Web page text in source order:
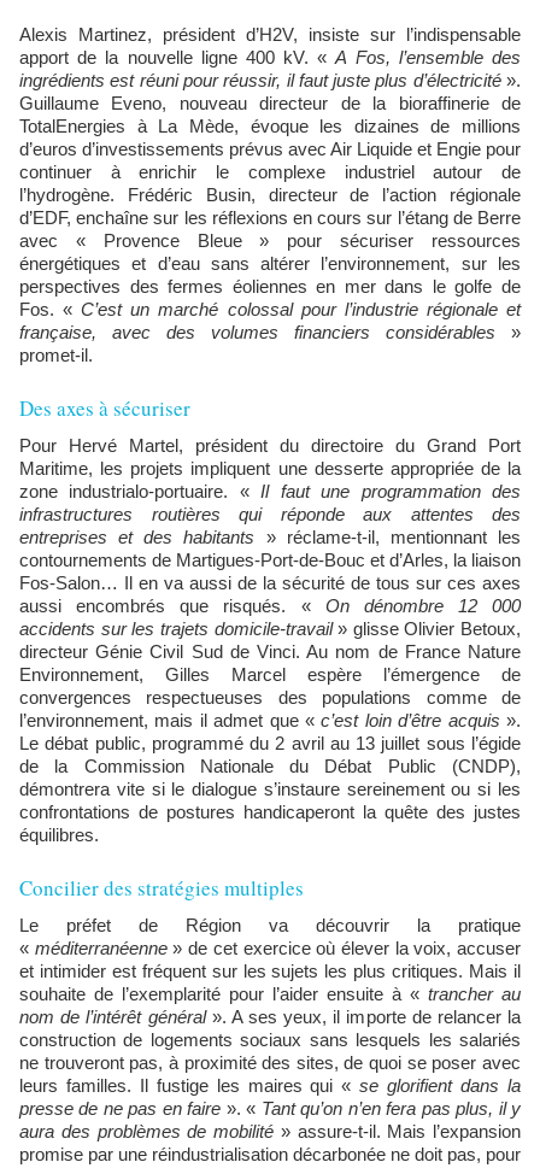
Alexis Martinez, président d’H2V, insiste sur l’indispensable
apport de la nouvelle ligne 400 kV. «A Fos, l’ensemble des
ingrédients est réuni pour réussir, il faut juste plus d’électricité ».
Guillaume Eveno, nouveau directeur de la bioraffinerie de
TotalEnergies à La Mède, évoque les dizaines de millions
d’euros d’investissements prévus avec Air Liquide et Engie pour
continuer à enrichir le complexe industriel autour de
l’hydrogène. Frédéric Busin, directeur de l’action régionale
d’EDF, enchaîne sur les réflexions en cours sur l’étang de Berre
avec « Provence Bleue » pour sécuriser ressources
énergétiques et d’eau sans altérer l’environnement, sur les
perspectives des fermes éoliennes en mer dans le golfe de
Fos. «C’est un marché colossal pour l’industrie régionale et
française, avec des volumes financiers considérables »
promet-il.
Des axes à sécuriser
Pour Hervé Martel, président du directoire du Grand Port
Maritime, les projets impliquent une desserte appropriée de la
zone industrialo-portuaire. «Il faut une programmation des
infrastructures routières qui réponde aux attentes des
entreprises et des habitants » réclame-t-il, mentionnant les
contournements de Martigues-Port-de-Bouc et d’Arles, la liaison
Fos-Salon… Il en va aussi de la sécurité de tous sur ces axes
aussi encombrés que risqués. «On dénombre 12 000
accidents sur les trajets domicile-travail» glisse Olivier Betoux,
directeur Génie Civil Sud de Vinci. Au nom de France Nature
Environnement, Gilles Marcel espère l’émergence de
convergences respectueuses des populations comme de
l’environnement, mais il admet que «c’est loin d’être acquis ».
Le débat public, programmé du 2 avril au 13 juillet sous l’égide
de la Commission Nationale du Débat Public (CNDP),
démontrera vite si le dialogue s’instaure sereinement ou si les
confrontations de postures handicaperont la quête des justes
équilibres.
Concilier des stratégies multiples
Le préfet de Région va découvrir la pratique
« méditerranéenne» de cet exercice où élever la voix, accuser
et intimider est fréquent sur les sujets les plus critiques. Mais il
souhaite de l’exemplarité pour l’aider ensuite à « trancher au
nom de l’intérêt général». A ses yeux, il importe de relancer la
construction de logements sociaux sans lesquels les salariés
ne trouveront pas, à proximité des sites, de quoi se poser avec
leurs familles. Il fustige les maires qui «se glorifient dans la
presse de ne pas en faire ». « Tant qu’on n’en fera pas plus, il y
aura des problèmes de mobilité » assure-t-il. Mais l’expansion
promise par une réindustrialisation décarbonée ne doit pas, pour